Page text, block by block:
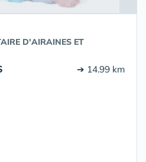
D'AIRAINES ET
➔ 14.99 km